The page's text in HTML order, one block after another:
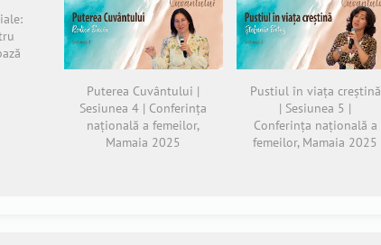
Puterea Cuvântului |
Sesiunea 4 | Conferința
națională a femeilor,
Mamaia 2025
Pustiul în viața creștină
| Sesiunea 5 |
Conferința națională a
femeilor, Mamaia 2025